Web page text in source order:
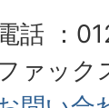
話 ：
ァック